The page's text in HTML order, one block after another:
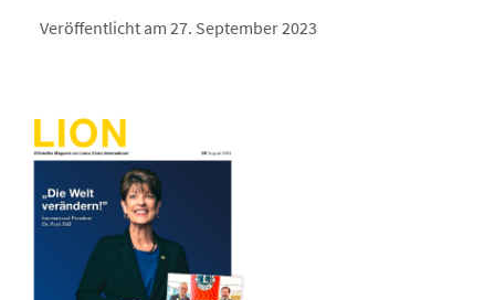
Veröffentlicht am 27. September 2023